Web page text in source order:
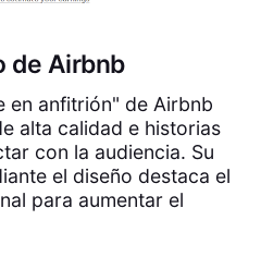
de Airbnb
en anfitrión" de Airbnb
alta calidad e historias
con la audiencia. Su
el diseño destaca el
para aumentar el